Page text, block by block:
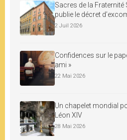
Sacres de la Fraternité
publie le décret
2 Juil 2026
Confidences sur le
ami »
22 Mai 2026
Un chapelet mondial
Léon XIV
28 Mai 2026